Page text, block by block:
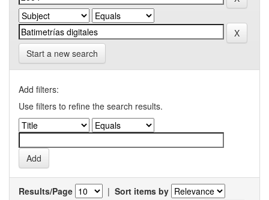
Start a new search
Add filters:
Use filters to refine the search results.
Results/Page | Sort items by